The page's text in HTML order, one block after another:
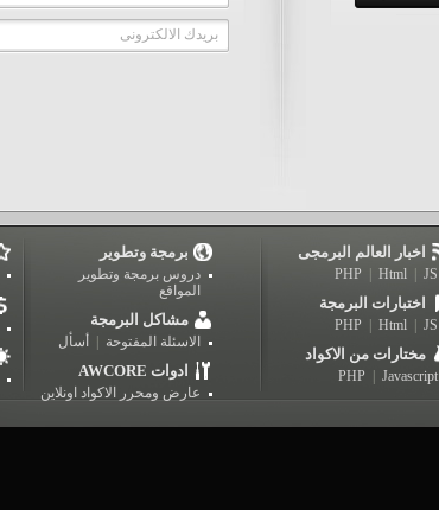
بريدك الالكترونى
برمجة وتطوير
دروس برمجة وتطوير
المواقع
مشاكل البرمجة
الاسئلة المفتوحة أسأل
AWCORE ادوات
عارض ومحرر الاكواد اونلاين
اخبار العالم البرمجى
PHP Html JS
اختبارات البرمجة
PHP Html JS
مختارات من الاكواد
PHP Javascript